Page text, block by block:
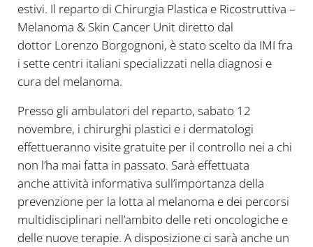
estivi. Il reparto di Chirurgia Plastica e Ricostruttiva –
Melanoma & Skin Cancer Unit diretto dal
dottor Lorenzo Borgognoni, è stato scelto da IMI fra
i sette centri italiani specializzati nella diagnosi e
cura del melanoma.
Presso gli ambulatori del reparto, sabato 12
novembre, i chirurghi plastici e i dermatologi
effettueranno visite gratuite per il controllo nei a chi
non l’ha mai fatta in passato. Sarà effettuata
anche attività informativa sull’importanza della
prevenzione per la lotta al melanoma e dei percorsi
multidisciplinari nell’ambito delle reti oncologiche e
delle nuove terapie. A disposizione ci sarà anche un